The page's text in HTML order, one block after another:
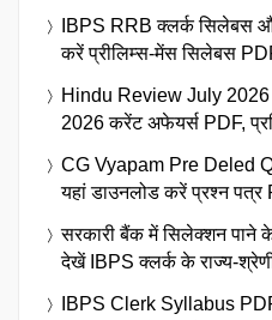
IBPS RRB क्लर्क सिलेबस
करें प्रीलिम्स-मेंस सिलेबस
Hindu Review July
2026 करेंट अफेयर्स PDF,
CG Vyapam Pre Deled
यहां डाउनलोड करें प्रश्न पत्र
सरकारी बैंक में सिलेक्शन पाने
देखें IBPS क्लर्क के राज्य-
IBPS Clerk Syllabus